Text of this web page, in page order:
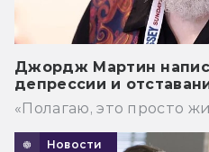
Джордж Мартин
депрессии и
«Полагаю, это просто
Новости